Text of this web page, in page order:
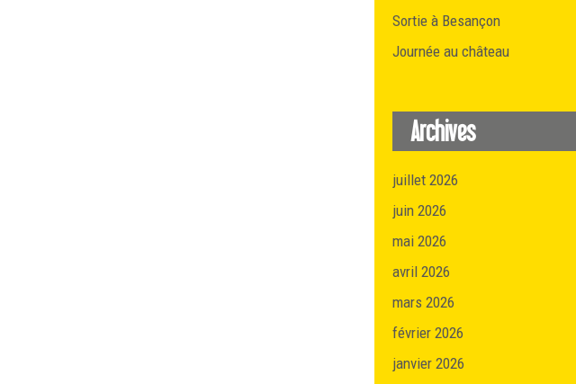
Sortie à Besançon
Journée au château
Archives
juillet 2026
juin 2026
mai 2026
avril 2026
mars 2026
février 2026
janvier 2026